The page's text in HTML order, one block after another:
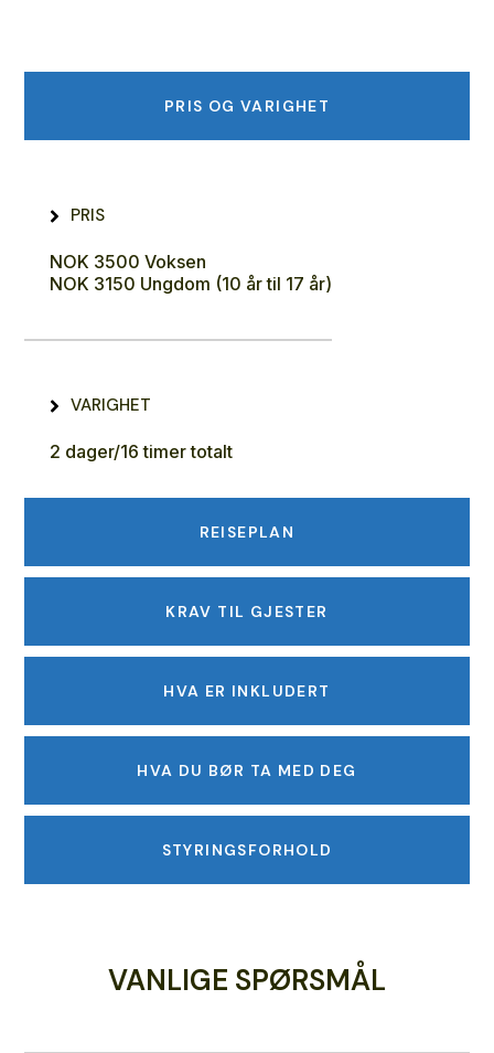
PRIS OG VARIGHET
PRIS
NOK 3500 Voksen
NOK 3150 Ungdom (10 år til 17 år)
VARIGHET
2 dager/16 timer totalt
REISEPLAN
KRAV TIL GJESTER
HVA ER INKLUDERT
HVA DU BØR TA MED DEG
STYRINGSFORHOLD
VANLIGE SPØRSMÅL